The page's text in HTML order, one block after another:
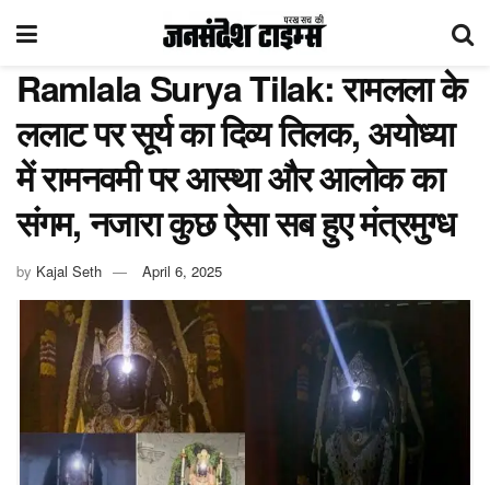
Ramlala Surya Tilak: रामलला के
ललाट पर सूर्य का दिव्य तिलक, अयोध्या
में रामनवमी पर आस्था और आलोक का
संगम, नजारा कुछ ऐसा सब हुए मंत्रमुग्ध
by Kajal Seth April 6, 2025